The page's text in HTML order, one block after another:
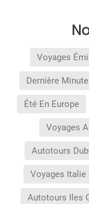
Voyages
Dernière
Été En Europe
Voyages
Autotours
Voyages Italie
Autotours Iles